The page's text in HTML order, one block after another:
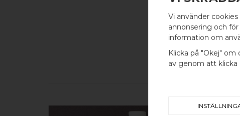
Vi använder
annonsering och
information om
Klicka på "Okej" om
av genom att klicka